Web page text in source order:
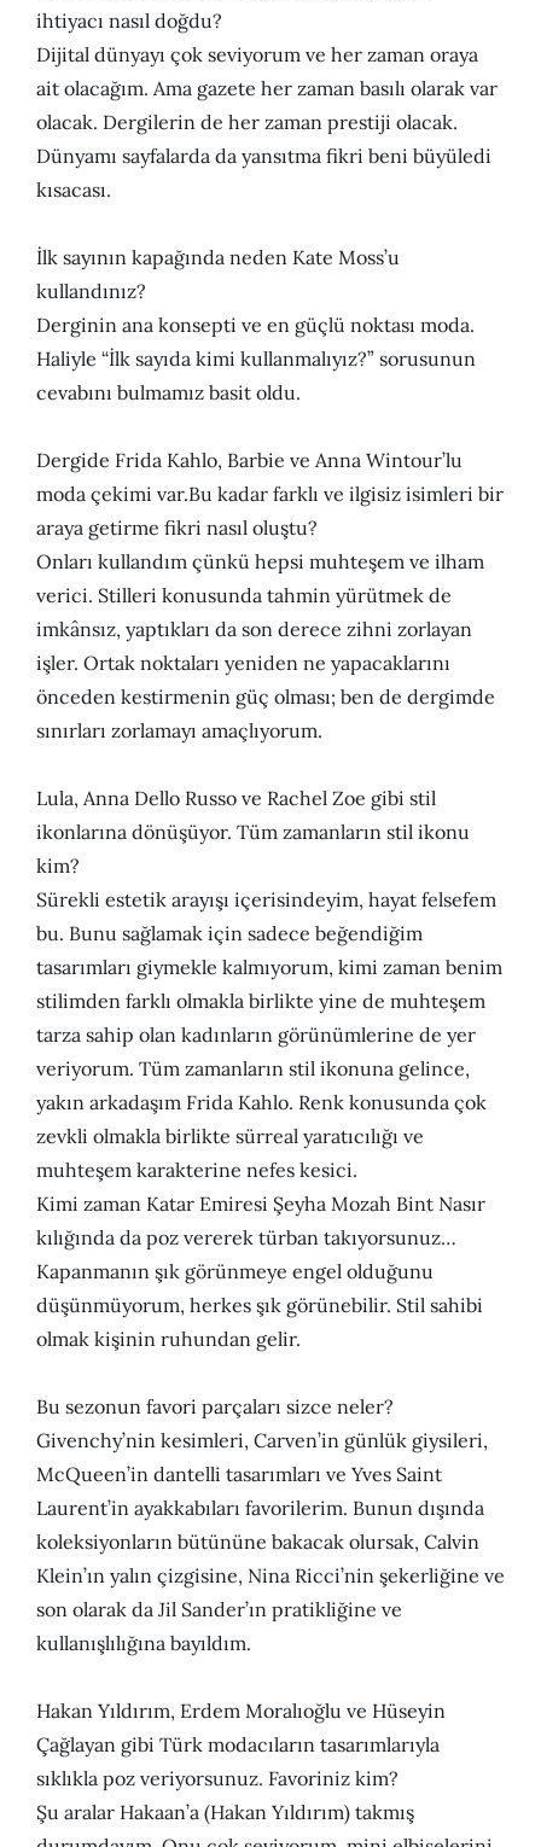
ihtiyacı nasıl doğdu?
Dijital dünyayı çok seviyorum ve her zaman oraya
ait olacağım. Ama gazete her zaman basılı olarak var
olacak. Dergilerin de her zaman prestiji olacak.
Dünyamı sayfalarda da yansıtma fikri beni büyüledi
kısacası.
İlk sayının kapağında neden Kate Moss’u
kullandınız?
Derginin ana konsepti ve en güçlü noktası moda.
Haliyle “İlk sayıda kimi kullanmalıyız?” sorusunun
cevabını bulmamız basit oldu.
Dergide Frida Kahlo, Barbie ve Anna Wintour’lu
moda çekimi var.Bu kadar farklı ve ilgisiz isimleri bir
araya getirme fikri nasıl oluştu?
Onları kullandım çünkü hepsi muhteşem ve ilham
verici. Stilleri konusunda tahmin yürütmek de
imkânsız, yaptıkları da son derece zihni zorlayan
işler. Ortak noktaları yeniden ne yapacaklarını
önceden kestirmenin güç olması; ben de dergimde
sınırları zorlamayı amaçlıyorum.
Lula, Anna Dello Russo ve Rachel Zoe gibi stil
ikonlarına dönüşüyor. Tüm zamanların stil ikonu
kim?
Sürekli estetik arayışı içerisindeyim, hayat felsefem
bu. Bunu sağlamak için sadece beğendiğim
tasarımları giymekle kalmıyorum, kimi zaman benim
stilimden farklı olmakla birlikte yine de muhteşem
tarza sahip olan kadınların görünümlerine de yer
veriyorum. Tüm zamanların stil ikonuna gelince,
yakın arkadaşım Frida Kahlo. Renk konusunda çok
zevkli olmakla birlikte sürreal yaratıcılığı ve
muhteşem karakterine nefes kesici.
Kimi zaman Katar Emiresi Şeyha Mozah Bint Nasır
kılığında da poz vererek türban takıyorsunuz…
Kapanmanın şık görünmeye engel olduğunu
düşünmüyorum, herkes şık görünebilir. Stil sahibi
olmak kişinin ruhundan gelir.
Bu sezonun favori parçaları sizce neler?
Givenchy’nin kesimleri, Carven’in günlük giysileri,
McQueen’in dantelli tasarımları ve Yves Saint
Laurent’in ayakkabıları favorilerim. Bunun dışında
koleksiyonların bütününe bakacak olursak, Calvin
Klein’ın yalın çizgisine, Nina Ricci’nin şekerliğine ve
son olarak da Jil Sander’ın pratikliğine ve
kullanışlılığına bayıldım.
Hakan Yıldırım, Erdem Moralıoğlu ve Hüseyin
Çağlayan gibi Türk modacıların tasarımlarıyla
sıklıkla poz veriyorsunuz. Favoriniz kim?
Şu aralar Hakaan’a (Hakan Yıldırım) takmış